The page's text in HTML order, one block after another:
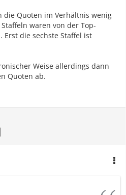
die Quoten im Verhältnis wenig
waren von der Top-
die sechste Staffel ist
Weise allerdings dann
Quoten ab.